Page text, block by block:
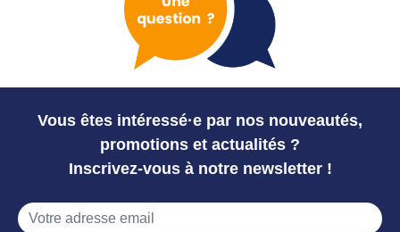
Vous êtes intéressé·e par nos nouveautés,
promotions et actualités ?
Inscrivez-vous à notre newsletter !